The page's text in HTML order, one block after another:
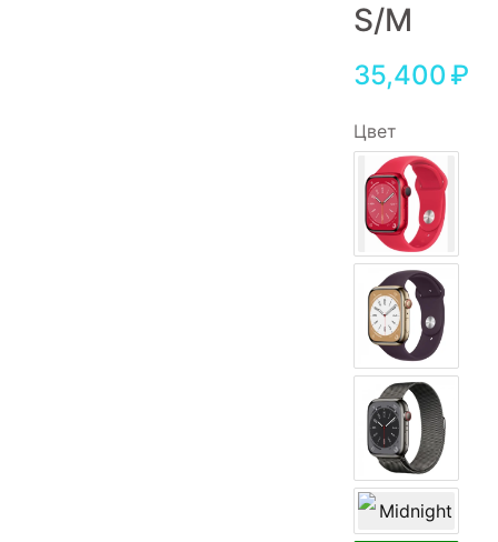
S/M
35,400₽
Цвет